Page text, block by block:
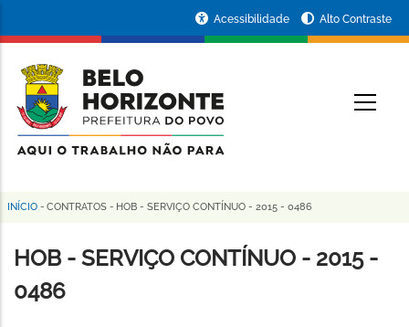
conteúdo
principal
da
Prefeitura
de
Horizonte
Acessibilidade Alto Contraste
Trilha
de
navegação
INÍCIO - CONTRATOS - HOB - SERVIÇO CONTÍNUO - 2015 - 0486
HOB - SERVIÇO CONTÍNUO - 2015 -
0486